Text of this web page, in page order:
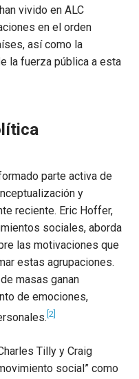
vivido en ALC
en el orden
así como la
la fuerza pública a esta
parte activa de
y
reciente. Eric Hoffer,
sociales, aborda
las motivaciones que
estas agrupaciones.
masas ganan
de emociones,
[2]
Tilly y Craig
social” como